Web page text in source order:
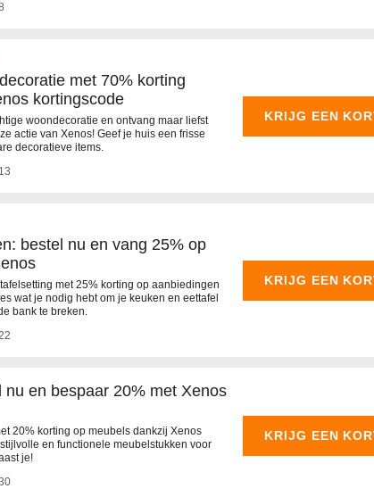
met 70% korting
kortingscode
woondecoratie en ontvang maar liefst
actie van Xenos! Geef je huis een frisse
decoratieve items.
KRIJG EEN
bestel nu en vang 25% op
met 25% korting op aanbiedingen
wat je nodig hebt om je keuken en eettafel
bank te breken.
KRIJG EEN
nu en bespaar 20% met Xenos
20% korting op meubels dankzij Xenos
en functionele meubelstukken voor
je!
KRIJG EEN